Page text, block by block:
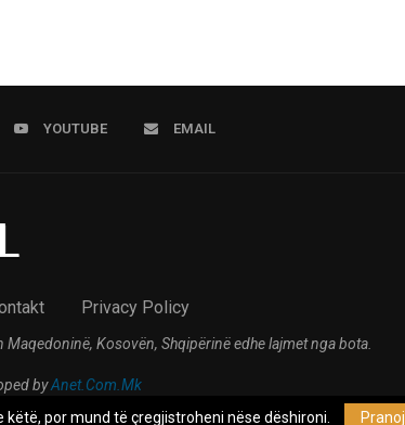
YOUTUBE EMAIL
Privacy Policy
Kosovën, Shqipërinë edhe lajmet nga bota.
byAnet.Com.Mk
por mund të çregjistroheni nëse dëshironi.
Pranoj